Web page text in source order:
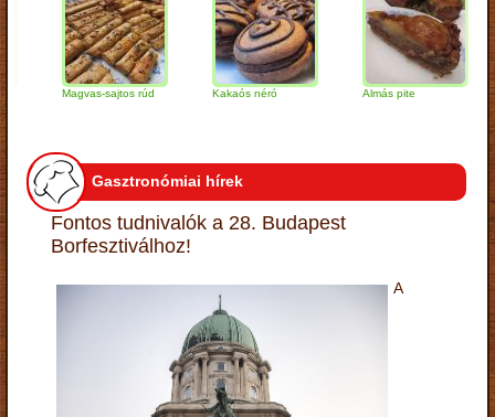
Magvas-sajtos rúd Kakaós néró Almás pite
Gasztronómiai hírek
Fontos tudnivalók a 28. Budapest
Borfesztiválhoz!
A